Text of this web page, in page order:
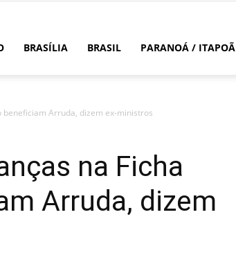
BRASÍLIA BRASIL PARANOÁ / ITAPOÃ
beneficiam Arruda, dizem ex-ministros
na Ficha
Arruda, dizem